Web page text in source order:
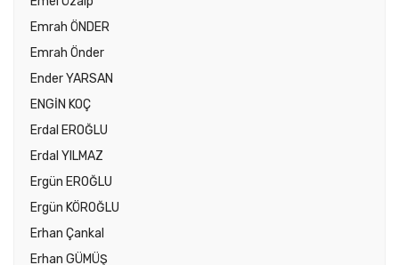
Emrah ÖNDER
Emrah Önder
Ender YARSAN
ENGİN KOÇ
Erdal EROĞLU
Erdal YILMAZ
Ergün EROĞLU
Ergün KÖROĞLU
Erhan Çankal
Erhan GÜMÜŞ